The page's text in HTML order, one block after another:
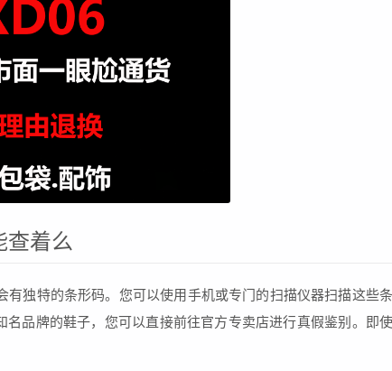
查着么
独特的条形码。您可以使用手机或专门的扫描仪器扫描这些条
品牌的鞋子，您可以直接前往官方专卖店进行真假鉴别。即使